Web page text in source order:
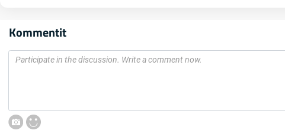
Kommentit